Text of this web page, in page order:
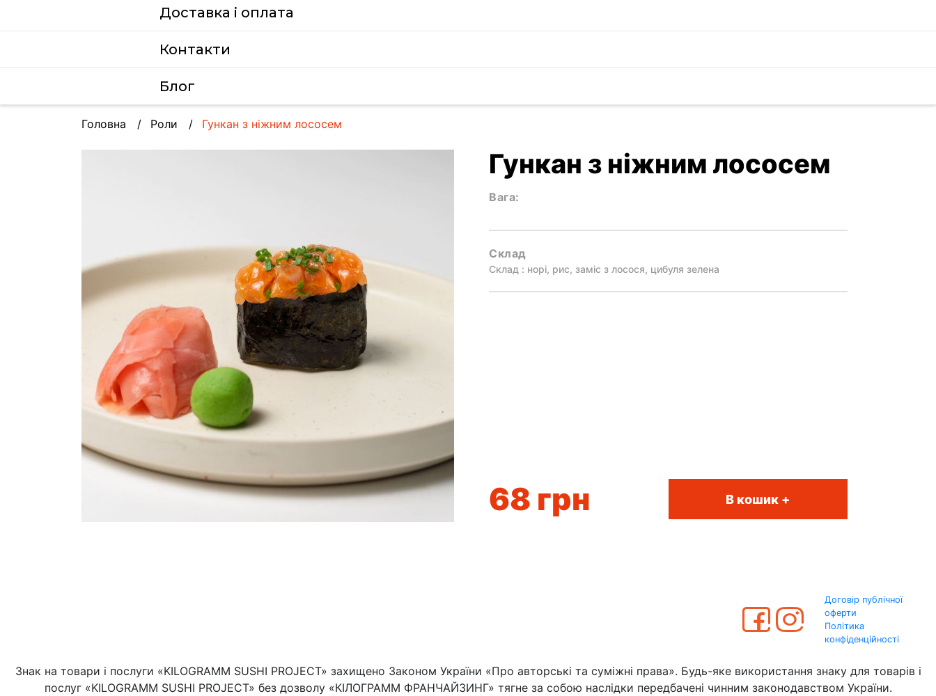
Доставка i оплата
Контакти
Блог
Головна Роли Гункан з ніжним лососем
Гункан з ніжним лососем
Вага:
Склад
Склад : норі, рис, заміс з лосося, цибуля зелена
68 грн В кошик +
Договір публічної
оферти
Політика
конфіденційності
Знак на товари і послуги «KILOGRAMM SUSHI PROJECT» захищено Законом України «Про авторські та суміжні права». Будь-яке використання знаку для товарів і
послуг «KILOGRAMM SUSHI PROJECT» без дозволу «КІЛОГРАММ ФРАНЧАЙЗИНГ» тягне за собою наслідки передбачені чинним законодавством України.